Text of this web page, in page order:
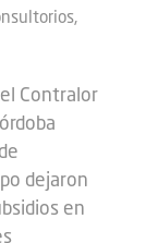
Contralor
dejaron
en